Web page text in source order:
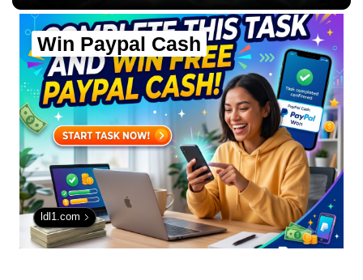
технологии.
Win Paypal Cash
ldl1.com